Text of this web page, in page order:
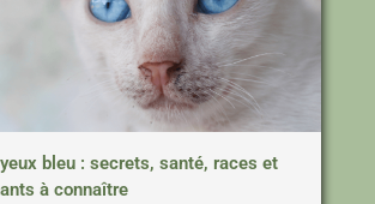
bleu : secrets, santé, races et
à connaître